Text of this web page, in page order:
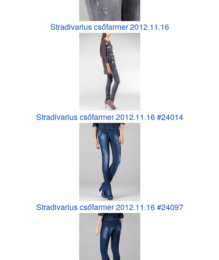
Stradivarius csőfarmer 2012.11.16
Stradivarius csőfarmer 2012.11.16 #24014
Stradivarius csőfarmer 2012.11.16 #24097